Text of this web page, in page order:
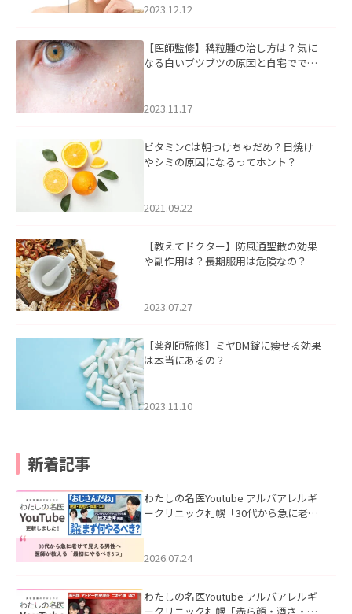
2023.12.12
【医師監修】稗粒腫の治し方は？気に
なる白いブツブツの原因と自宅ででき
2023.11.17
ビタミンCは朝つけちゃだめ？日焼け
やシミの原因になるってホント？
2021.09.22
【教えてドクター】防風通聖散の効果
や副作用は？長期服用は危険なの？
2023.07.27
【薬剤師監修】ミヤBM錠に痩せる効果
は本当にあるの？
2023.11.10
新着記事
わたしの名医Youtube アルバアレルギ
ークリニック札幌「30代から急に老け
た。
2026.07.24
わたしの名医Youtube アルバアレルギ